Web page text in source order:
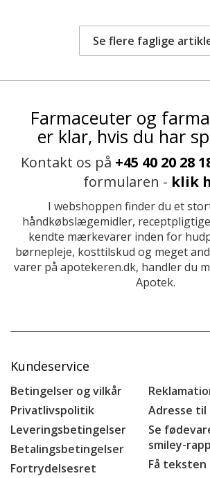
Se flere faglige
Farmaceuter og
er klar, hvis du har
Kontakt os på +45 40 20 28
formularen - klik
I webshoppen finder du et
håndkøbslægemidler,
kendte mærkevarer inden for
børnepleje, kosttilskud og meget
varer på apotekeren.dk, handler du
Apotek.
Kundeservice
Betingelser og vilkår
Privatlivspolitik
Leveringsbetingelser
Betalingsbetingelser
Fortrydelsesret
Adresse
Se
smiley-
Få